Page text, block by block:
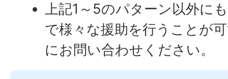
上記1～5のパターン以外に
で様々な援助を行うことが
にお問い合わせください。